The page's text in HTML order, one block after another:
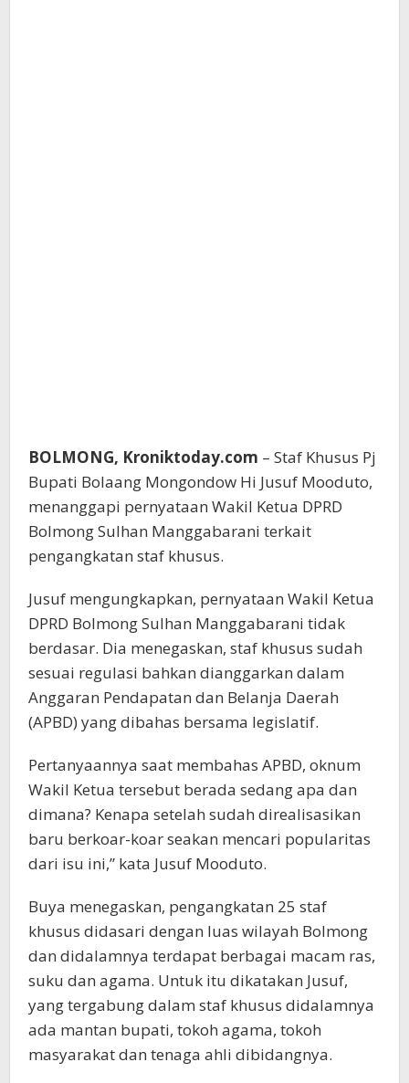
BOLMONG, Kroniktoday.com – Staf Khusus Pj
Bupati Bolaang Mongondow Hi Jusuf Mooduto,
menanggapi pernyataan Wakil Ketua DPRD
Bolmong Sulhan Manggabarani terkait
pengangkatan staf khusus.
Jusuf mengungkapkan, pernyataan Wakil Ketua
DPRD Bolmong Sulhan Manggabarani tidak
berdasar. Dia menegaskan, staf khusus sudah
sesuai regulasi bahkan dianggarkan dalam
Anggaran Pendapatan dan Belanja Daerah
(APBD) yang dibahas bersama legislatif.
Pertanyaannya saat membahas APBD, oknum
Wakil Ketua tersebut berada sedang apa dan
dimana? Kenapa setelah sudah direalisasikan
baru berkoar-koar seakan mencari popularitas
dari isu ini,” kata Jusuf Mooduto.
Buya menegaskan, pengangkatan 25 staf
khusus didasari dengan luas wilayah Bolmong
dan didalamnya terdapat berbagai macam ras,
suku dan agama. Untuk itu dikatakan Jusuf,
yang tergabung dalam staf khusus didalamnya
ada mantan bupati, tokoh agama, tokoh
masyarakat dan tenaga ahli dibidangnya.